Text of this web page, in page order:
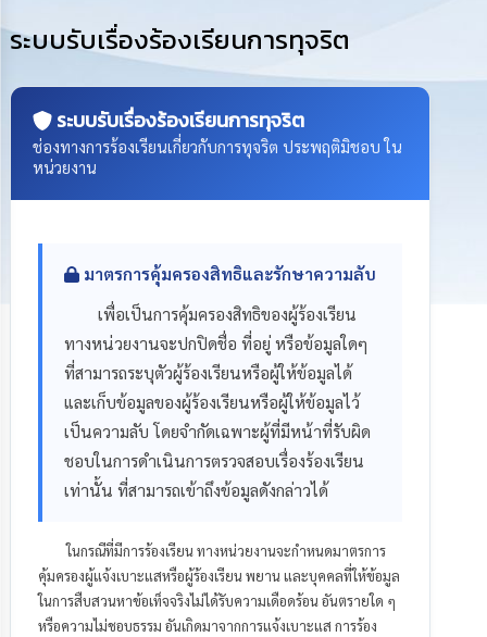
งาน
การ
ให้
บริการ
งบ
ประมาณ
ประจำ
การ
บริหาร
พัฒนา
ทรัพยากร
บุคคล
การ
จัด
จ้าง
ระบบรับเรื่องร้องเรียนการทุจริต
ระบบรับเรื่องร้องเรียนการทุจริต
ช่องทางการร้องเรียนเกี่ยวกับการทุจริต ประพฤติมิชอบ ใน
หน่วยงาน
มาตรการคุ้มครองสิทธิและรักษาความลับ
เพื่อเป็นการคุ้มครองสิทธิของผู้ร้องเรียน
ทางหน่วยงานจะปกปิดชื่อ ที่อยู่ หรือข้อมูลใดๆ
ที่สามารถระบุตัวผู้ร้องเรียนหรือผู้ให้ข้อมูลได้
และเก็บข้อมูลของผู้ร้องเรียนหรือผู้ให้ข้อมูลไว้
เป็นความลับ โดยจำกัดเฉพาะผู้ที่มีหน้าที่รับผิด
ชอบในการดำเนินการตรวจสอบเรื่องร้องเรียน
เท่านั้น ที่สามารถเข้าถึงข้อมูลดังกล่าวได้
ในกรณีที่มีการร้องเรียน ทางหน่วยงานจะกำหนดมาตรการ
คุ้มครองผู้แจ้งเบาะแสหรือผู้ร้องเรียน พยาน และบุคคลที่ให้ข้อมูล
ในการสืบสวนหาข้อเท็จจริงไม่ได้รับความเดือดร้อน อันตรายใด ๆ
หรือความไม่ชอบธรรม อันเกิดมาจากการแจ้งเบาะแส การร้อง